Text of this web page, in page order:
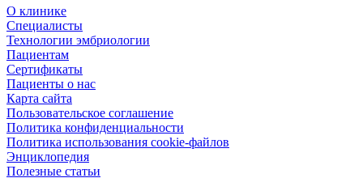
О клинике
Специалисты
Технологии эмбриологии
Пациентам
Сертификаты
Пациенты о нас
Карта сайта
Пользовательское соглашение
Политика конфиденциальности
Политика использования cookie-файлов
Энциклопедия
Полезные статьи